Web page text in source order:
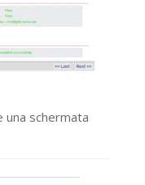
schermata